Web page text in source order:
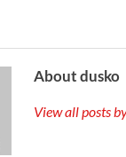
About dusko
View all posts